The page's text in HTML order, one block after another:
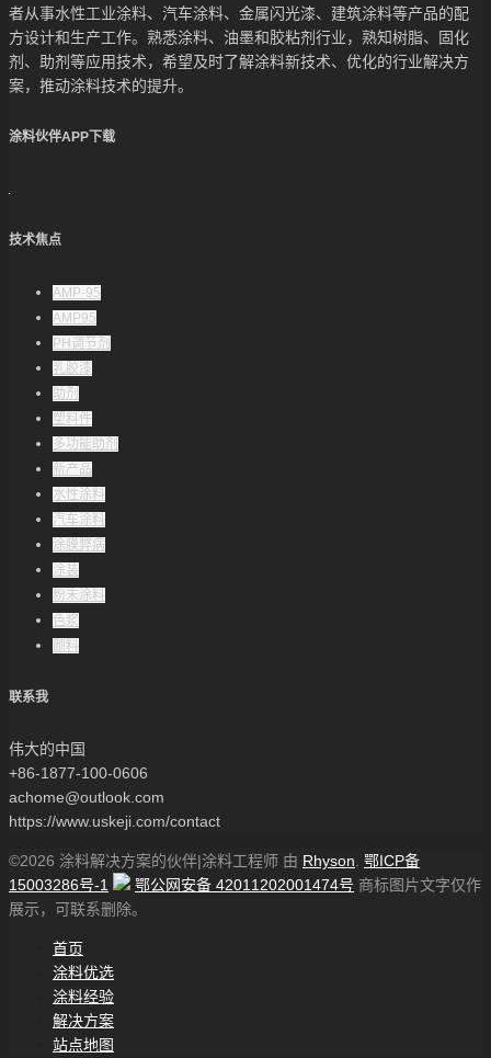
者从事水性工业涂料、汽车涂料、金属闪光漆、建筑涂料等产品的配
方设计和生产工作。熟悉涂料、油墨和胶粘剂行业，熟知树脂、固化
剂、助剂等应用技术，希望及时了解涂料新技术、优化的行业解决方
案，推动涂料技术的提升。
涂料伙伴APP下载
技术焦点
AMP-95
AMP95
PH调节剂
乳胶漆
助剂
塑料件
多功能助剂
新产品
水性涂料
汽车涂料
涂膜弊病
涂装
粉末涂料
色浆
颜料
联系我
伟大的中国
+86-1877-100-0606
achome@outlook.com
https://www.uskeji.com/contact
©2026 涂料解决方案的伙伴|涂料工程师 由 Rhyson 鄂ICP备
15003286号-1
鄂公网安备 42011202001474号 商标图片文字仅作
展示，可联系删除。
首页
涂料优选
涂料经验
解决方案
站点地图